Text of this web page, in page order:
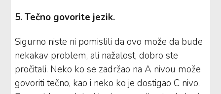
5. Tečno govorite jezik.
Sigurno niste ni pomislili da ovo može da bude
nekakav problem, ali nažalost, dobro ste
pročitali. Neko ko se zadržao na A nivou može
govoriti tečno, kao i neko ko je dostigao C nivo.